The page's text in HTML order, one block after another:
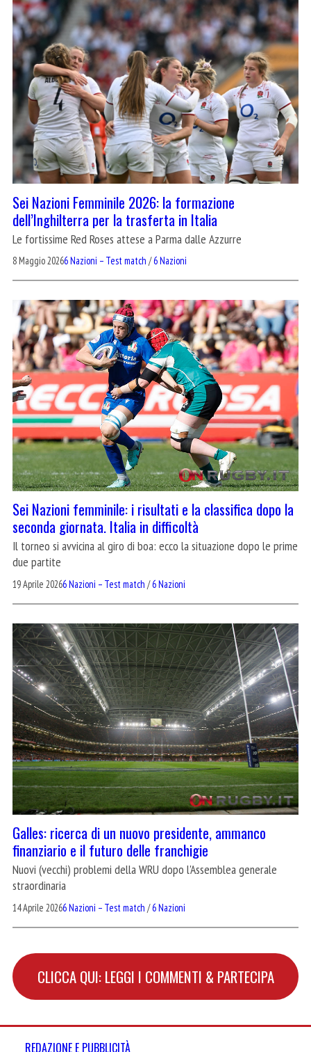
Sei Nazioni Femminile 2026: la formazione
dell’Inghilterra per la trasferta in Italia
Le fortissime Red Roses attese a Parma dalle Azzurre
8 Maggio 20266 Nazioni – Test match /6 Nazioni
Sei Nazioni femminile: i risultati e la classifica dopo la
seconda giornata. Italia in difficoltà
Il torneo si avvicina al giro di boa: ecco la situazione dopo le prime
due partite
19 Aprile 20266 Nazioni – Test match /6 Nazioni
Galles: ricerca di un nuovo presidente, ammanco
finanziario e il futuro delle franchigie
Nuovi (vecchi) problemi della WRU dopo l'Assemblea generale
straordinaria
14 Aprile 20266 Nazioni – Test match /6 Nazioni
CLICCA QUI: LEGGI I COMMENTI & PARTECIPA
REDAZIONE E PUBBLICITÀ